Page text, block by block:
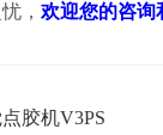
，欢迎您的咨询
胶机V3PS